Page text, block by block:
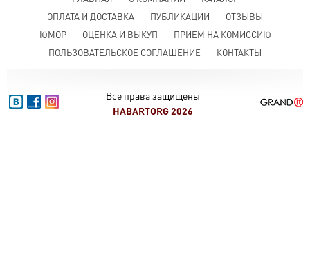
ОПЛАТА И ДОСТАВКА
ПУБЛИКАЦИИ
ОТЗЫВЫ
ЮМОР
ОЦЕНКА И ВЫКУП
ПРИЕМ НА КОМИССИЮ
ПОЛЬЗОВАТЕЛЬСКОЕ СОГЛАШЕНИЕ
КОНТАКТЫ
Все права защищены
HABARTORG 2026